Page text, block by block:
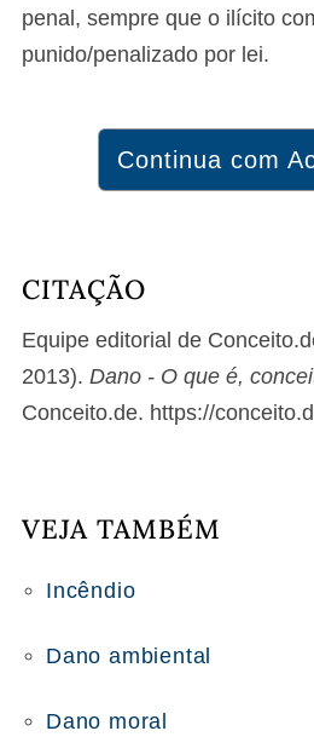
penal, sempre que o ilícito
punido/penalizado por lei.
Continua com
CITAÇÃO
Equipe editorial de
2013). Dano - O que é,
Conceito.de. https://
VEJA TAMBÉM
Incêndio
Dano ambiental
Dano moral